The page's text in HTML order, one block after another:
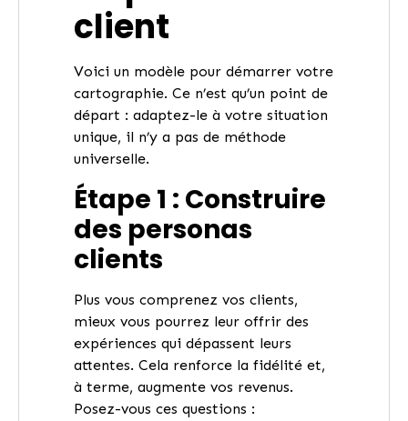
client
Voici un modèle pour démarrer votre
cartographie. Ce n’est qu’un point de
départ : adaptez-le à votre situation
unique, il n’y a pas de méthode
universelle.
Étape 1 : Construire
des personas
clients
Plus vous comprenez vos clients,
mieux vous pourrez leur offrir des
expériences qui dépassent leurs
attentes. Cela renforce la fidélité et,
à terme, augmente vos revenus.
Posez-vous ces questions :